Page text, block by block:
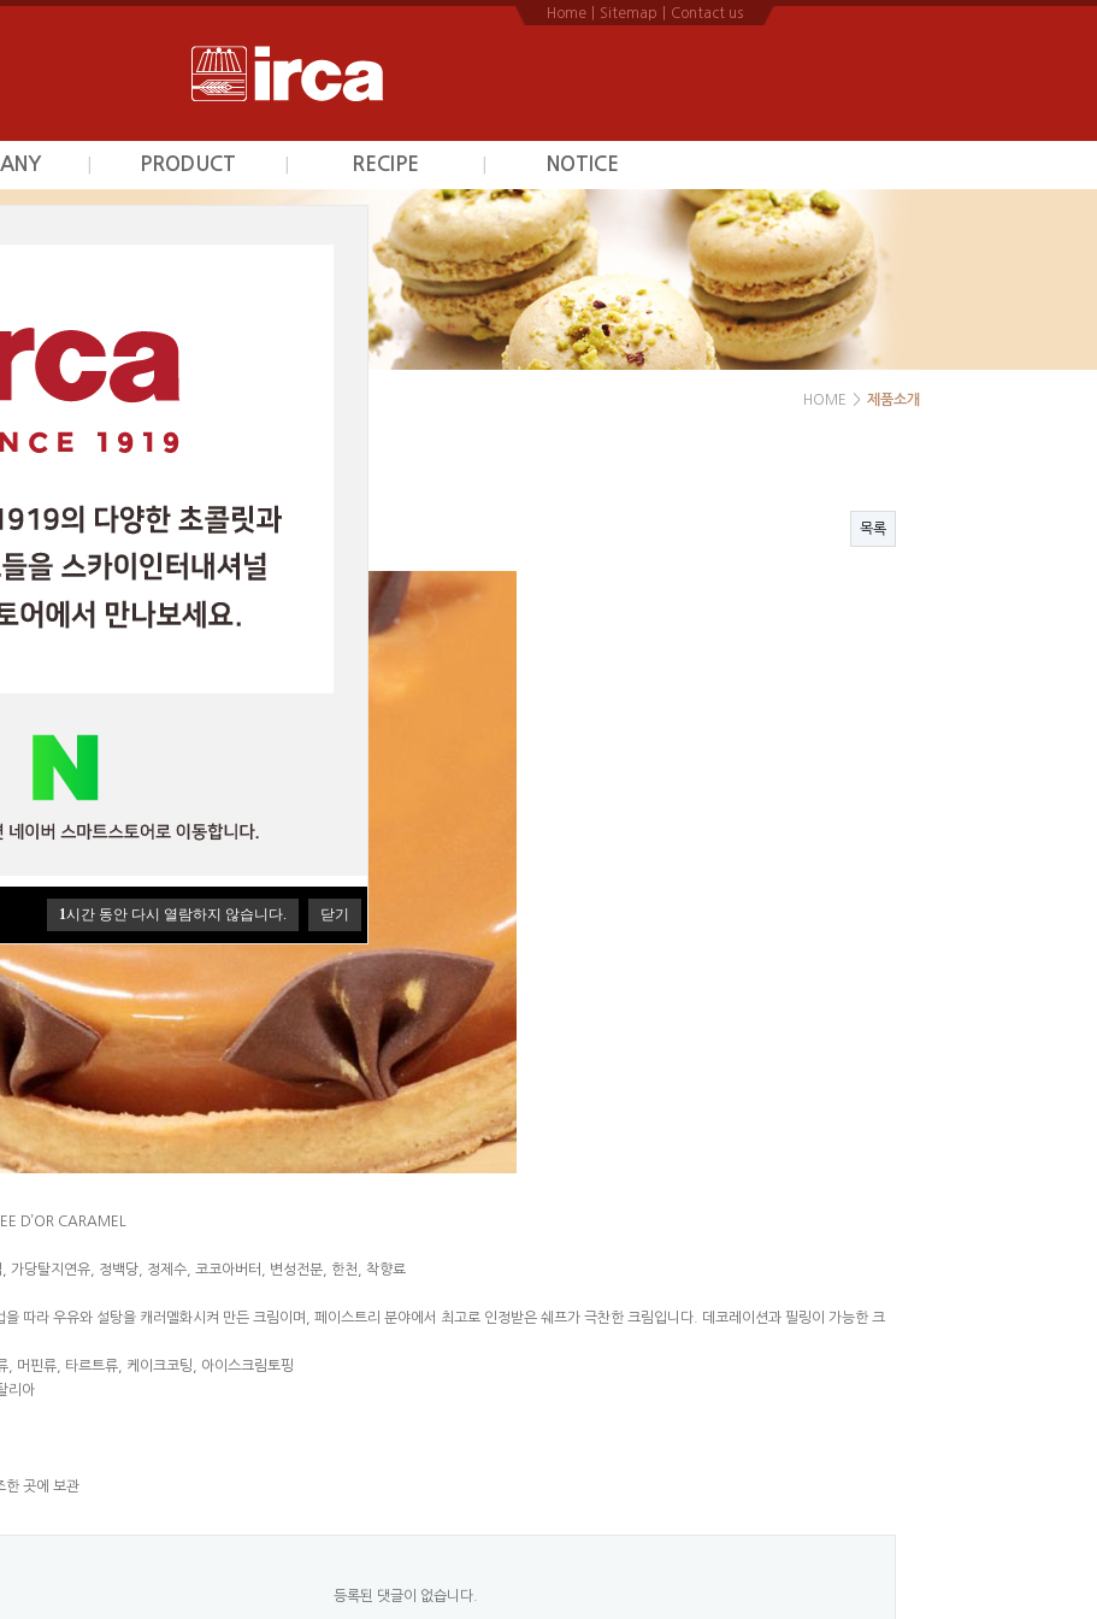
1시간 동안 다시 열람하지 않습니다. 닫기
Home Sitemap Contact us
개
PRODUCT
초콜릿
베이커리믹스
RECIPE
초콜릿
프르트잼
시덕션라인
커스타드믹스
광택제
베이커리믹스
NOTICE
공지사항
HOME > 제품소개
음글 목록
D’OR CARAMEL
가당탈지연유, 정백당, 정제수, 코코아버터, 변성전분, 한천, 착향료
을 따라 우유와 설탕을 캐러멜화시켜 만든 크림이며, 페이스트리 분야에서 최고로 인정받은 쉐프가 극찬한 크림입니다. 데코레이션과 필링이 가능한 크
, 머핀류, 타르트류, 케이크코팅, 아이스크림토핑
리아
한 곳에 보관
등록된 댓글이 없습니다.